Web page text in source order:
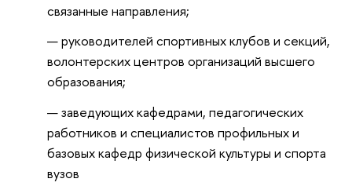
связанные направления;
руководителей спортивных клубов и секций,
волонтерских центров организаций высшего
образования;
заведующих кафедрами, педагогических
работников и специалистов профильных и
базовых кафедр физической культуры и спорта
вузов